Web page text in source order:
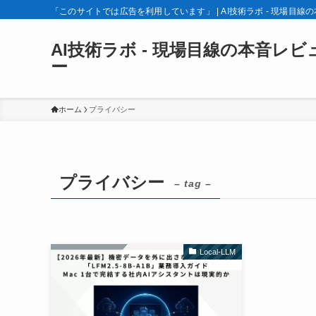
「このサイトでは広告を利用しています」 | AI技術ラボ - 現場目線
AI技術ラボ - 現場目線の本音レビ
ー
ホーム プライバシー
プライバシー – tag –
Local-LLM